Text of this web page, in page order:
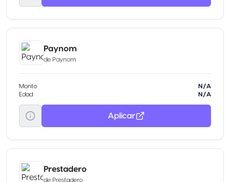
Paynom
de Paynom
Monto
N/A
Edad
N/A
Aplicar
Prestadero
de Prestadero